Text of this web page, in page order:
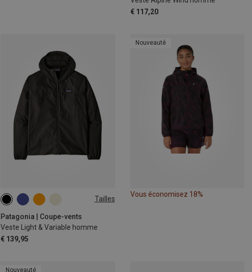
€ 117,20
Tailles
Patagonia | Coupe-vents
Veste Light & Variable homme
€ 139,95
S M L
Nouveauté
Vous économisez 18%
Nouveauté